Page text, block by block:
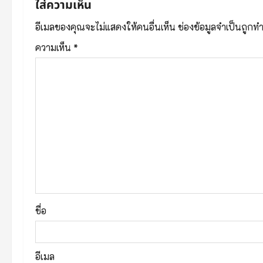
a
v
o
n
ใส่ความเห็น
อีเมลของคุณจะไม่แสดงให้คนอื่นเห็น ช่องข้อมูลจำเป็นถูกท
ความเห็น *
ชื่อ
อีเมล